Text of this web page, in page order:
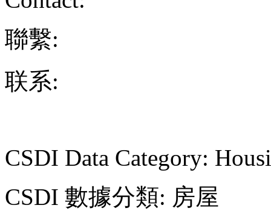
聯繫:
联系:
CSDI Data Category:
CSDI 數據分類: 房屋